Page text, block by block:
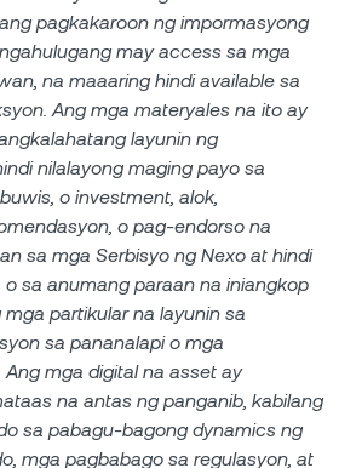
pagkakaroon ng impormasyong
may access sa mga
na maaaring hindi available sa
Ang mga materyales na ito ay
layunin ng
nilalayong maging payo sa
o investment, alok,
o pag-endorso na
sa mga Serbisyo ng Nexo at hindi
sa anumang paraan na iniangkop
partikular na layunin sa
sa pananalapi o mga
mga digital na asset ay
na antas ng panganib, kabilang
sa pabagu-bagong dynamics ng
mga pagbabago sa regulasyon, at